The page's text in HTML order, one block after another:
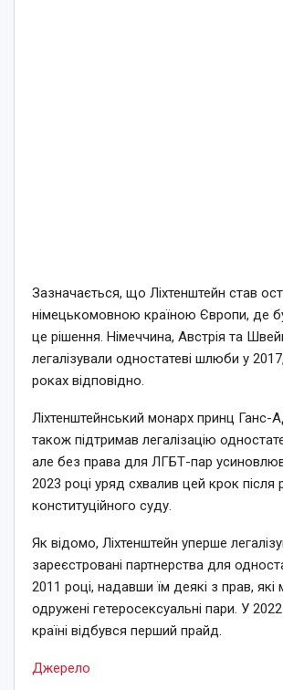
Зазначається, що Ліхтенштейн став
німецькомовною країною Європи, де
це рішення. Німеччина, Австрія та
легалізували одностатеві шлюби у
роках відповідно.
Ліхтенштейнський монарх принц Ганс-
також підтримав легалізацію
але без права для ЛГБТ-пар
2023 році уряд схвалив цей крок після
конституційного суду.
Як відомо, Ліхтенштейн уперше
зареєстровані партнерства для
2011 році, надавши їм деякі з прав, які
одружені гетеросексуальні пари. У
країні відбувся перший прайд.
Джерело